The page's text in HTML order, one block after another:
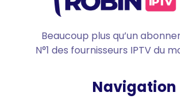
Beaucoup plus qu’un
N°1 des fournisseurs IPTV du
Navigation